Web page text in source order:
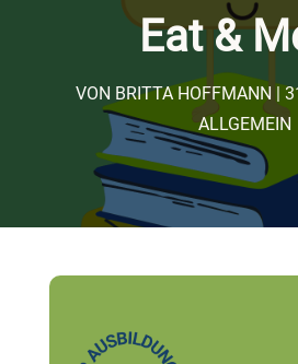
Eat &
VON BRITTA HOFFMANN
ALLGEMEIN